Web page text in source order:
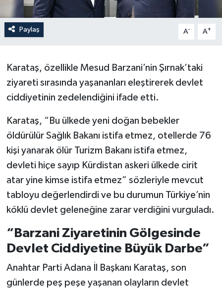
Paylaş A- A+
Karataş, özellikle Mesud Barzani’nin Şırnak’taki
ziyareti sırasında yaşananları eleştirerek devlet
ciddiyetinin zedelendiğini ifade etti.
Karataş, “Bu ülkede yeni doğan bebekler
öldürülür Sağlık Bakanı istifa etmez, otellerde 76
kişi yanarak ölür Turizm Bakanı istifa etmez,
devleti hiçe sayıp Kürdistan askeri ülkede cirit
atar yine kimse istifa etmez” sözleriyle mevcut
tabloyu değerlendirdi ve bu durumun Türkiye’nin
köklü devlet geleneğine zarar verdiğini vurguladı.
“Barzani Ziyaretinin Gölgesinde
Devlet Ciddiyetine Büyük Darbe”
Anahtar Parti Adana İl Başkanı Karataş, son
günlerde peş peşe yaşanan olayların devlet